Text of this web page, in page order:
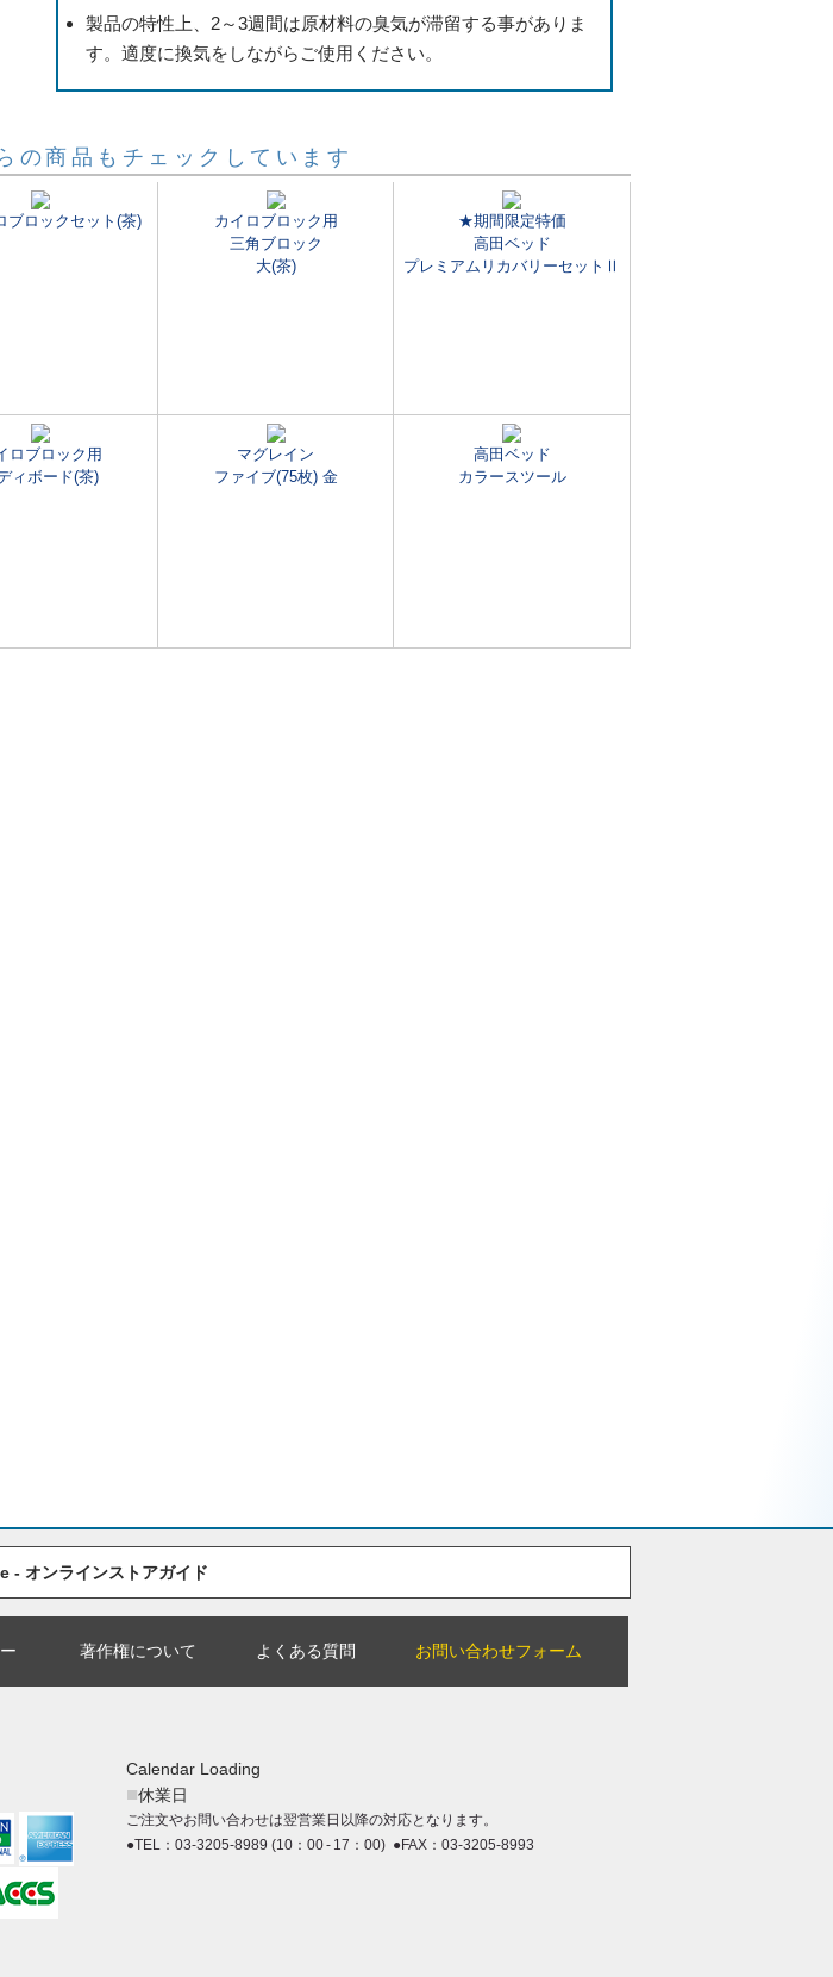
製品の特性上、2～3週間は原材料の臭気が滞留する事がありま
す。適度に換気をしながらご使用ください。
の商品もチェックしています
ブロックセット(茶)
カイロブロック用
三角ブロック
大(茶)
★期間限定特価
高田ベッド
プレミアムリカバリーセットⅡ
ロブロック用
ィボード(茶)
マグレイン
ファイブ(75枚) 金
高田ベッド
カラースツール
オンラインストアガイド
著作権について よくある質問 お問い合わせフォーム
Calendar Loading
■休業日
ご注文やお問い合わせは翌営業日以降の対応となります。
●TEL：03-3205-8989 (10：00 - 17：00) ●FAX：03-3205-8993